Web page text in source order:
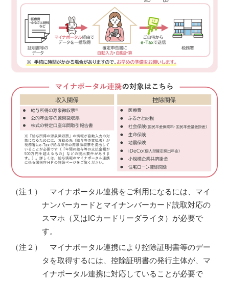
（注１） マイナポータル連携をご利用になるには、マイ
ナンバーカードとマイナンバーカード読取対応の
スマホ（又はICカードリーダライタ）が必要で
す。
（注２） マイナポータル連携により控除証明書等のデー
タを取得するには、控除証明書の発行主体が、マ
イナポータル連携に対応していることが必要で